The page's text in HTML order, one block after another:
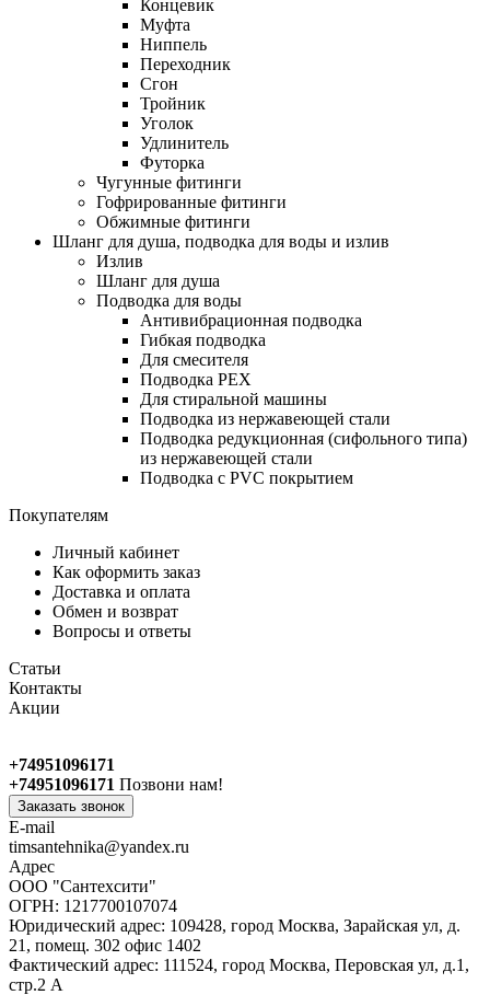
Концевик
Муфта
Ниппель
Переходник
Сгон
Тройник
Уголок
Удлинитель
Футорка
Чугунные фитинги
Гофрированные фитинги
Обжимные фитинги
Шланг для душа, подводка для воды и излив
Излив
Шланг для душа
Подводка для воды
Антивибрационная подводка
Гибкая подводка
Для смесителя
Подводка PEX
Для стиральной машины
Подводка из нержавеющей стали
Подводка редукционная (сифольного типа)
из нержавеющей стали
Подводка с PVC покрытием
Покупателям
Личный кабинет
Как оформить заказ
Доставка и оплата
Обмен и возврат
Вопросы и ответы
Статьи
Контакты
Акции
+74951096171
+74951096171 Позвони нам!
Заказать звонок
E-mail
timsantehnika@yandex.ru
Адрес
ООО "Сантехсити"
ОГРН: 1217700107074
Юридический адрес: 109428, город Москва, Зарайская ул, д.
21, помещ. 302 офис 1402
Фактический адрес: 111524, город Москва, Перовская ул, д.1,
стр.2 А